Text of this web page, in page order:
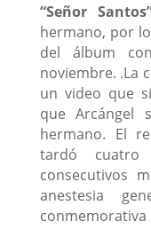
“Señor
hermano, por
del álbum
noviembre. .La
un video que
que Arcángel
hermano. El
tardó
consecutivos
anestesia
conmemorativa